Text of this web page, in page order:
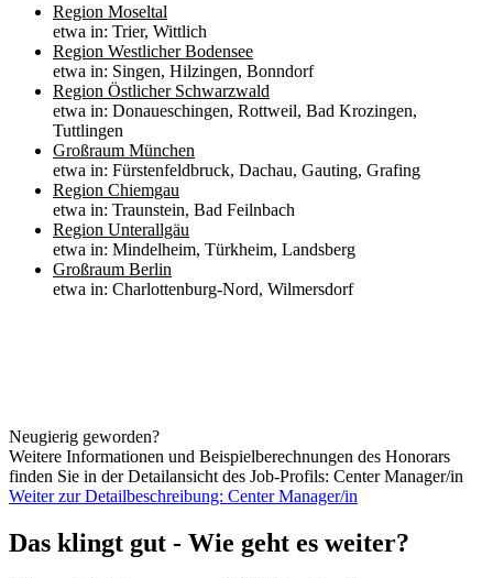
Region Moseltal
etwa in: Trier, Wittlich
Region Westlicher Bodensee
etwa in: Singen, Hilzingen, Bonndorf
Region Östlicher Schwarzwald
etwa in: Donaueschingen, Rottweil, Bad Krozingen,
Tuttlingen
Großraum München
etwa in: Fürstenfeldbruck, Dachau, Gauting, Grafing
Region Chiemgau
etwa in: Traunstein, Bad Feilnbach
Region Unterallgäu
etwa in: Mindelheim, Türkheim, Landsberg
Großraum Berlin
etwa in: Charlottenburg-Nord, Wilmersdorf
Neugierig geworden?
Weitere Informationen und Beispielberechnungen des Honorars
finden Sie in der Detailansicht des Job-Profils: Center Manager/in
Weiter zur Detailbeschreibung: Center Manager/in
Das klingt gut - Wie geht es weiter?